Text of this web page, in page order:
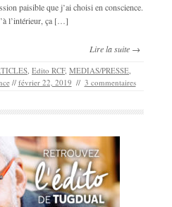
paisible que j’ai choisi en conscience.
l’intérieur, ça […]
Lire la suite →
Edito RCF, MEDIAS/PRESSE
// février 22, 2019 // 3 commentaires